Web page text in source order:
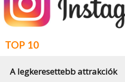
TOP 10
A legkeresettebb attrakciók